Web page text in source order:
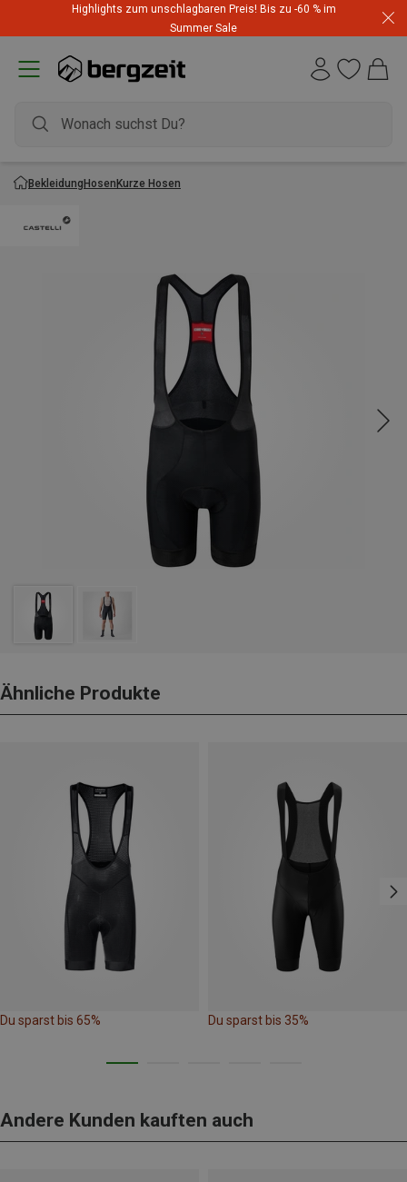
Highlights zum unschlagbaren Preis! Bis zu -60 % im
Summer Sale
BekleidungHosenKurze Hosen
Ähnliche Produkte
Du sparst bis 65% Du sparst bis 35%
Andere Kunden kauften auch